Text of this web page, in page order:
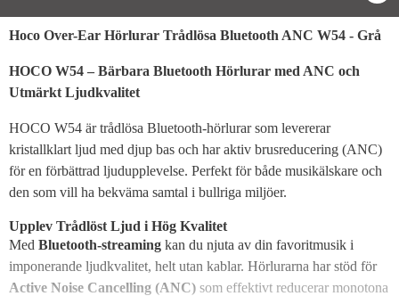
Produktbeskrivning
Hoco Over-Ear Hörlurar Trådlösa Bluetooth ANC W54 - Grå
HOCO W54 – Bärbara Bluetooth Hörlurar med ANC och
Utmärkt Ljudkvalitet
HOCO W54 är trådlösa Bluetooth-hörlurar som levererar
kristallklart ljud med djup bas och har aktiv brusreducering (ANC)
för en förbättrad ljudupplevelse. Perfekt för både musikälskare och
den som vill ha bekväma samtal i bullriga miljöer.
Upplev Trådlöst Ljud i Hög Kvalitet
Med Bluetooth-streaming kan du njuta av din favoritmusik i
imponerande ljudkvalitet, helt utan kablar. Hörlurarna har stöd för
Active Noise Cancelling (ANC) som effektivt reducerar monotona